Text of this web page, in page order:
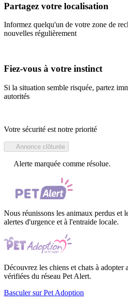
Partagez votre localisation
Informez quelqu'un de votre zone de
nouvelles régulièrement
Fiez-vous à votre instinct
Si la situation semble risquée, partez
autorités
Votre sécurité est notre priorité
Annonce clôturée
Alerte marquée comme résolue.
Nous réunissons les animaux perdus et
alertes d'urgence et à l'entraide locale.
Découvrez les chiens et chats à adopter
vérifiées du réseau Pet Alert.
Basculer sur Pet Adoption